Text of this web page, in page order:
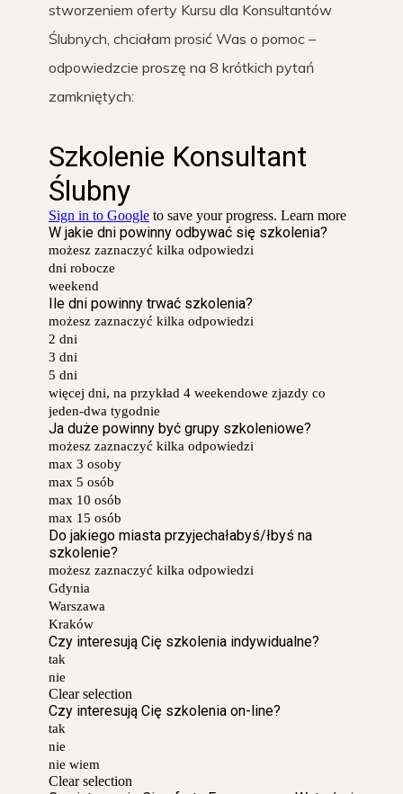
stworzeniem oferty Kursu dla Konsultantów
Ślubnych, chciałam prosić Was o pomoc –
odpowiedzcie proszę na 8 krótkich pytań
zamkniętych: